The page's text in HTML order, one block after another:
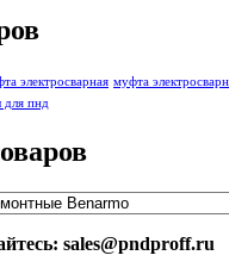
электросварная муфта
для пнд
sales@pndproff.ru